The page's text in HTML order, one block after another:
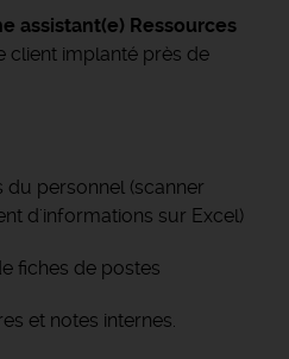
assistant(e) Ressources
client implanté près de
du personnel (scanner
d'informations sur Excel)
fiches de postes
et notes internes.